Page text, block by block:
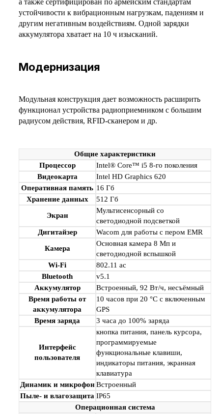
а также сертифицирован по армейским стандартам
устойчивости к вибрационным нагрузкам, падениям и
другим негативным воздействиям. Одной зарядки
аккумулятора хватает на 10 ч изысканий.
Модернизация
Модульная конструкция дает возможность расширить
функционал устройства радиоприемником с большим
радиусом действия, RFID-сканером и др.
Общие характеристики
Процессор
Intel® Core™ i5 8-го поколения
Видеокарта
Intel HD Graphics 620
Оперативная память 16 Гб
Хранение данных
512 Гб
Экран
Мультисенсорный со
светодиодной подсветкой
Дигитайзер
Wacom для работы с пером EMR
Камера
Основная камера 8 Мп и
светодиодной вспышкой
Wi-Fi
802.11 ac
Bluetooth
v5.1
Аккумулятор
Встроенный, 92 Вт/ч, несъёмный
Время работы от
аккумулятора
10 часов при 20 °C с включенным
GPS
Время заряда
3 часа до 100% заряда
Интерфейс
пользователя
кнопка питания, панель курсора,
программируемые
функциональные клавиши,
индикаторы питания, экранная
клавиатура
Динамик и микрофон Встроенный
Пыле- и влагозащита IP65
Операционная система